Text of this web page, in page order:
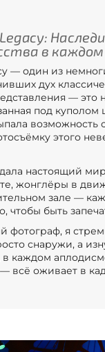
в
— один из
дух
— это
под
возможность
этого
настоящий
жонглёры в
зале —
чтобы быть
фотограф, я
снаружи, а
в каждом
всё оживает в